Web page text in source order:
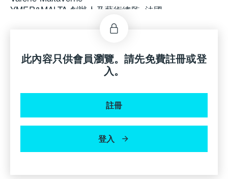
YMER&MALTA 創辦人及藝術總監, 法國
此內容只供會員瀏覽。請先免費註冊或登
入。
註冊
登入